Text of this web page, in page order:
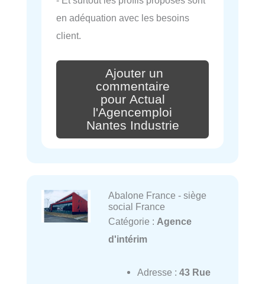
en adéquation avec les besoins
client.
Ajouter un
commentaire
pour Actual
l'Agencemploi
Nantes Industrie
Abalone France - siège
social France
Catégorie : Agence
d'intérim
Adresse : 43 Rue